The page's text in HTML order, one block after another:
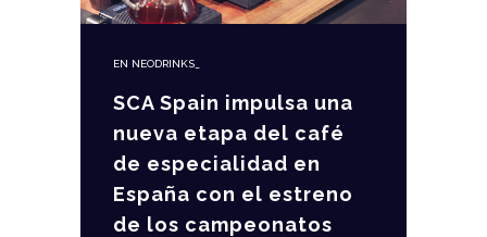
EN NEODRINKS_
SCA Spain impulsa una
nueva etapa del café
de especialidad en
España con el estreno
de los campeonatos